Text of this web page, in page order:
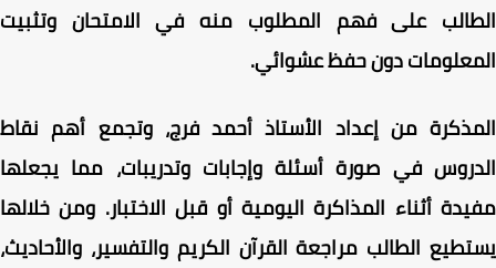
على فهم المطلوب منه في الامتحان وتثبيت
دون حفظ عشوائي.
من إعداد الأستاذ أحمد فرج، وتجمع أهم نقاط
في صورة أسئلة وإجابات وتدريبات، مما يجعلها
أثناء المذاكرة اليومية أو قبل الاختبار. ومن خلالها
الطالب مراجعة القرآن الكريم والتفسير، والأحاديث،